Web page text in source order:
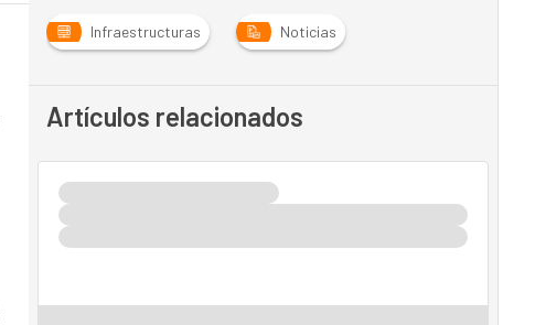
Infraestructuras Noticias
Artículos relacionados